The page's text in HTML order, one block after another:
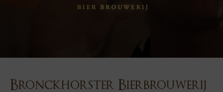
Bronckhorster Bierbrouwerij